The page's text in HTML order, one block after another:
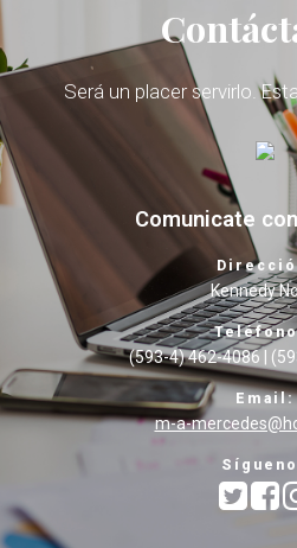
Será un placer servirlo.
Comunicate
Kennedy
(593-4) 462-4086 |
Email:
m-a-